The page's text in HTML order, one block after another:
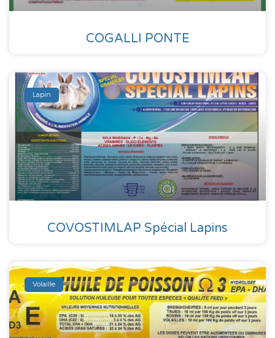
COGALLI PONTE
Lapin
COVOSTIMLAP Spécial Lapins
Volaille